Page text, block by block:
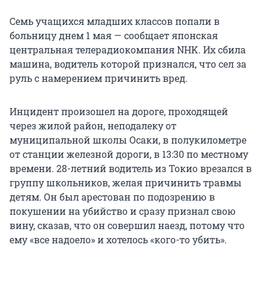
Семь учащихся младших классов попали в
больницу днем 1 мая — сообщает японская
центральная телерадиокомпания NHK. Их сбила
машина, водитель которой признался, что сел за
руль с намерением причинить вред.
Инцидент произошел на дороге, проходящей
через жилой район, неподалеку от
муниципальной школы Осаки, в полукилометре
от станции железной дороги, в 13:30 по местному
времени. 28-летний водитель из Токио врезался в
группу школьников, желая причинить травмы
детям. Он был арестован по подозрению в
покушении на убийство и сразу признал свою
вину, сказав, что он совершил наезд, потому что
ему «все надоело» и хотелось «кого-то убить».